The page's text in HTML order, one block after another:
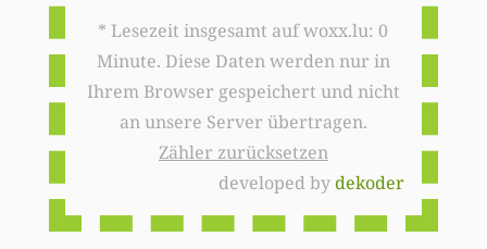
* Lesezeit insgesamt auf woxx.lu: 0
Minute. Diese Daten werden nur in
Ihrem Browser gespeichert und nicht
an unsere Server übertragen.
Zähler zurücksetzen
developed bydekoder